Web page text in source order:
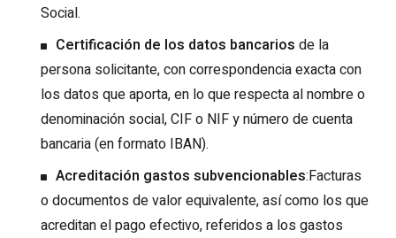
Social.
Certificación de los datos bancarios de la
persona solicitante, con correspondencia exacta con
los datos que aporta, en lo que respecta al nombre o
denominación social, CIF o NIF y número de cuenta
bancaria (en formato IBAN).
Acreditación gastos subvencionables:Facturas
o documentos de valor equivalente, así como los que
acreditan el pago efectivo, referidos a los gastos